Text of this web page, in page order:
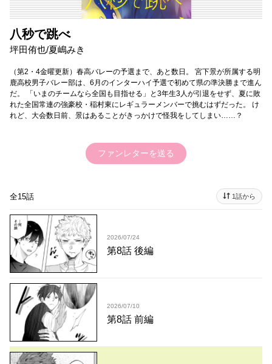
八秒で跳べ
坪田侑也/夏嶋みき
（第2・4金曜更新）春高バレーの予選まで、あと数日。 宮下景が所属する明
鹿高校男子バレー部は、6月のインターハイ予選で初めて県の準決勝まで進ん
だ。 「いまのチームなら全国も目指せる」と3年生3人が引退をせず、夏に敗
れた全国常連の強豪校・稲村東にレギュラーメンバーで挑むはずだった。 け
れど、大会数日前、景はあることがきっかけで怪我をしてしまい……？
ファンレターを送る
全15話 1話から
2026/07/24
第8話 後編
2026/07/10
第8話 前編